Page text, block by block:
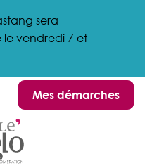
sera
vendredi 7 et
Linkedin
Mes démarches